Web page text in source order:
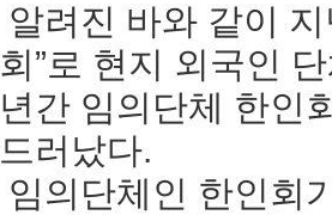
알려진 바와 같이
회”로 현지 외국인
년간 임의단체 한인
드러났다.
임의단체인 한인회